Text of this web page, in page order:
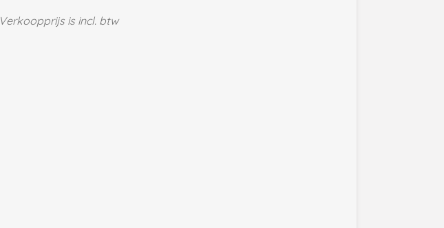
Verkoopprijs is incl. btw